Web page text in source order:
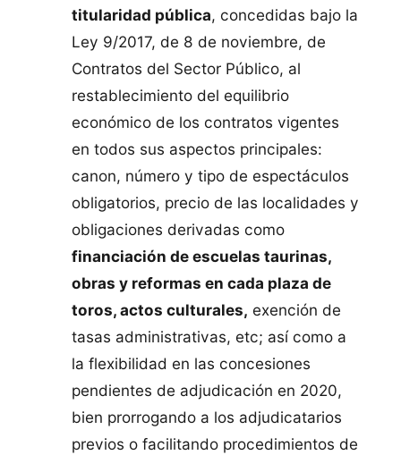
titularidad pública, concedidas bajo la
Ley 9/2017, de 8 de noviembre, de
Contratos del Sector Público, al
restablecimiento del equilibrio
económico de los contratos vigentes
en todos sus aspectos principales:
canon, número y tipo de espectáculos
obligatorios, precio de las localidades y
obligaciones derivadas como
financiación de escuelas taurinas,
obras y reformas en cada plaza de
toros, actos culturales, exención de
tasas administrativas, etc; así como a
la flexibilidad en las concesiones
pendientes de adjudicación en 2020,
bien prorrogando a los adjudicatarios
previos o facilitando procedimientos de